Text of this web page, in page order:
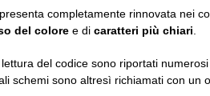
completamente rinnovata nei
del colore e di caratteri più chiari.
del codice sono riportati numerosi
schemi sono altresì richiamati con